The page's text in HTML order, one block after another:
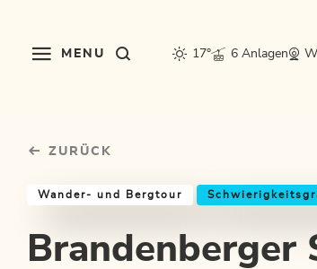
MENU 17° 6 Anlagen
ZURÜCK
Wander- und Bergtour
Brandenberger